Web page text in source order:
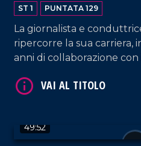
ST 1 PUNTATA 129
La giornalista e
ripercorre la sua carriera,
anni di collaborazione con
video omaggio e gli
49:52